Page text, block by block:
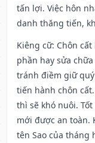
tấn lợi. Việc hôn
danh thăng tiến,
Kiêng cữ: Chôn
phần hay sửa
tránh điềm giữ
tiến hành chôn
thì sẽ khó nuôi.
mới được an toàn.
tên Sao của tháng